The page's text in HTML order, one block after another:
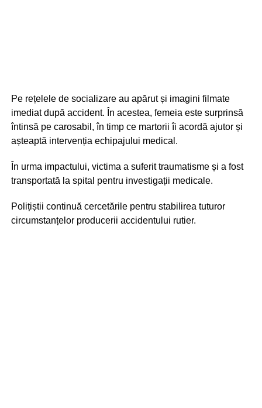
Pe rețelele de socializare au apărut și imagini filmate
imediat după accident. În acestea, femeia este surprinsă
întinsă pe carosabil, în timp ce martorii îi acordă ajutor și
așteaptă intervenția echipajului medical.
În urma impactului, victima a suferit traumatisme și a fost
transportată la spital pentru investigații medicale.
Polițiștii continuă cercetările pentru stabilirea tuturor
circumstanțelor producerii accidentului rutier.